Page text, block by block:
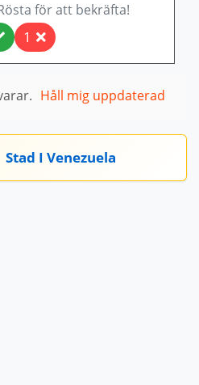
för att bekräfta!
1
Håll mig uppdaterad
Stad I Venezuela